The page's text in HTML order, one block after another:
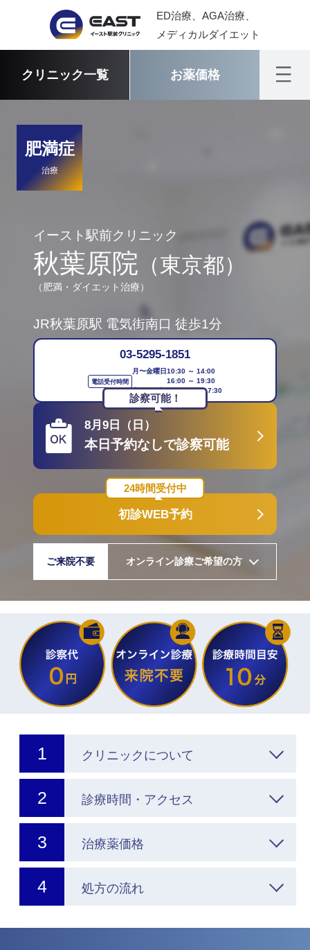
ED治療、AGA治療、
メディカルダイエット
クリニック一覧 お薬価格
肥満症
治療
イースト駅前クリニック
秋葉原院 （東京都）
（肥満・ダイエット治療）
JR秋葉原駅 電気街南口 徒歩1分
03-5295-1851
電話受付時間
月〜金曜日10:30 ～ 14:00
16:00 ～ 19:30
土・日・祝日10:30 ～ 17:30
診察可能！
8月9日（日）
本日予約なしで診察可能
24時間受付中
初診WEB予約
ご来院不要 オンライン診療ご希望の方
クリニックについて
診療時間・アクセス
治療薬価格
処方の流れ